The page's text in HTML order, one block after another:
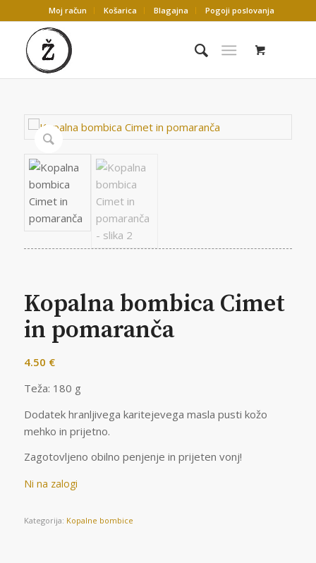
Moj račun Košarica Blagajna Pogoji poslovanja
Kopalna bombica Cimet
in pomaranča
4.50 €
Teža: 180 g
Dodatek hranljivega karitejevega masla pusti kožo
mehko in prijetno.
Zagotovljeno obilno penjenje in prijeten vonj!
Ni na zalogi
Kategorija: Kopalne bombice